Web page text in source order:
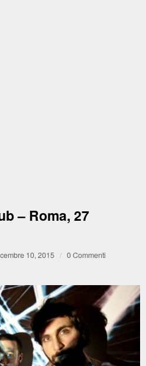
– Roma, 27
10, 2015 / 0 Commenti